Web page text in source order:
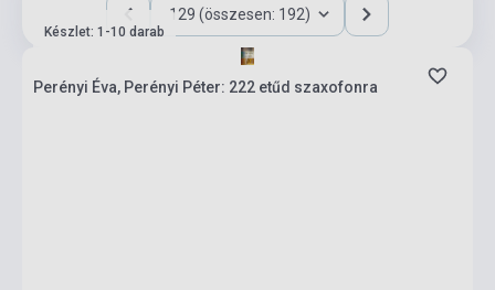
129 (összesen: 192)
Készlet: 1-10 darab
Perényi Éva, Perényi Péter: 222 etűd szaxofonra